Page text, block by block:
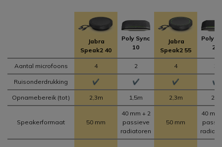
Jabra
Speak2 40
Poly Sync
10
Jabra
Speak2 55
Poly
20
Aantal microfoons 4 2 4 3
Ruisonderdrukking ✔ ✔ ✔ ✔
Opnamebereik (tot) 2,3m 1,5m 2,3m 2m
Speakerformaat 50 mm
40 mm + 2
passieve
radiatoren
50 mm
40 mm